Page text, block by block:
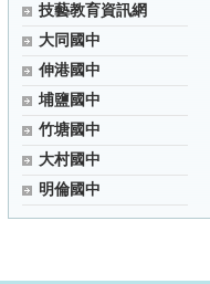
技藝教育資訊網
大同國中
伸港國中
埔鹽國中
竹塘國中
大村國中
明倫國中